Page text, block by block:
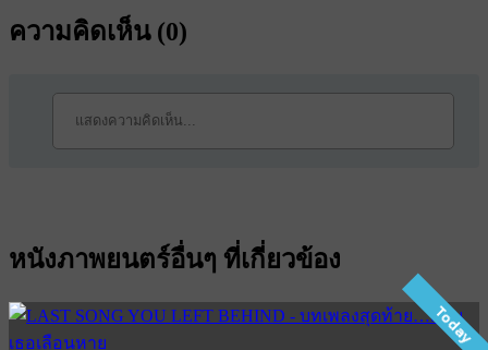
ความคิดเห็น (0)
หนังภาพยนตร์อื่นๆ ที่เกี่ยวข้อง
Today